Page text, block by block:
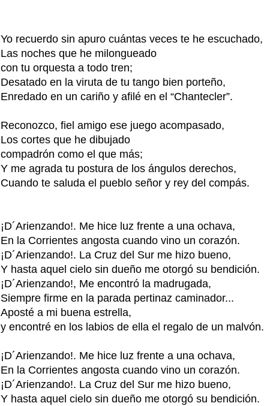
Yo recuerdo sin apuro cuántas veces te he escuchado,
Las noches que he milongueado
con tu orquesta a todo tren;
Desatado en la viruta de tu tango bien porteño,
Enredado en un cariño y afilé en el “Chantecler”.
Reconozco, fiel amigo ese juego acompasado,
Los cortes que he dibujado
compadrón como el que más;
Y me agrada tu postura de los ángulos derechos,
Cuando te saluda el pueblo señor y rey del compás.
¡D´Arienzando!. Me hice luz frente a una ochava,
En la Corrientes angosta cuando vino un corazón.
¡D´Arienzando!. La Cruz del Sur me hizo bueno,
Y hasta aquel cielo sin dueño me otorgó su bendición.
¡D´Arienzando!, Me encontró la madrugada,
Siempre firme en la parada pertinaz caminador...
Aposté a mi buena estrella,
y encontré en los labios de ella el regalo de un malvón.
¡D´Arienzando!. Me hice luz frente a una ochava,
En la Corrientes angosta cuando vino un corazón.
¡D´Arienzando!. La Cruz del Sur me hizo bueno,
Y hasta aquel cielo sin dueño me otorgó su bendición.